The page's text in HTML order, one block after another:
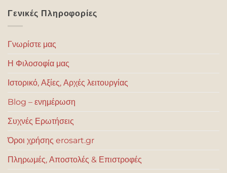
Γενικές Πληροφορίες
Γνωρίστε μας
Η Φιλοσοφία μας
Ιστορικό, Αξίες, Αρχές λειτουργίας
Blog – ενημέρωση
Συχνές Ερωτήσεις
Όροι χρήσης erosart.gr
Πληρωμές, Αποστολές & Επιστροφές